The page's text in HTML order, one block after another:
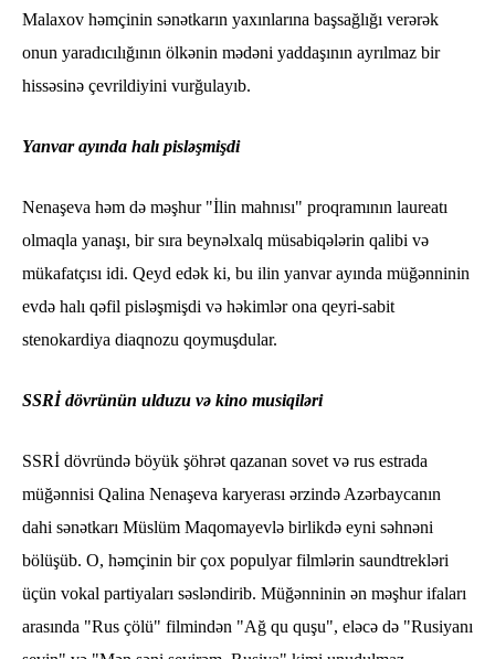
Malaxov həmçinin sənətkarın yaxınlarına başsağlığı verərək
onun yaradıcılığının ölkənin mədəni yaddaşının ayrılmaz bir
hissəsinə çevrildiyini vurğulayıb.
Yanvar ayında halı pisləşmişdi
Nenaşeva həm də məşhur "İlin mahnısı" proqramının laureatı
olmaqla yanaşı, bir sıra beynəlxalq müsabiqələrin qalibi və
mükafatçısı idi. Qeyd edək ki, bu ilin yanvar ayında müğənninin
evdə halı qəfil pisləşmişdi və həkimlər ona qeyri-sabit
stenokardiya diaqnozu qoymuşdular.
SSRİ dövrünün ulduzu və kino musiqiləri
SSRİ dövründə böyük şöhrət qazanan sovet və rus estrada
müğənnisi Qalina Nenaşeva karyerası ərzində Azərbaycanın
dahi sənətkarı Müslüm Maqomayevlə birlikdə eyni səhnəni
bölüşüb. O, həmçinin bir çox populyar filmlərin saundtrekləri
üçün vokal partiyaları səsləndirib. Müğənninin ən məşhur ifaları
arasında "Rus çölü" filmindən "Ağ qu quşu", eləcə də "Rusiyanı